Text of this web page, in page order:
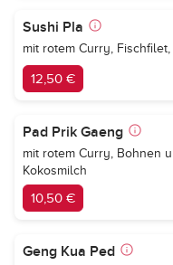
Sushi Pla
mit rotem Curry,
12,50 €
Pad Prik Gaeng
mit rotem Curry, Bohnen
Kokosmilch
10,50 €
Geng Kua Ped